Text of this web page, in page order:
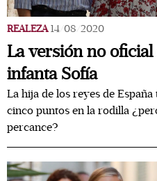
REALEZA 14/08/2020
La versión no
infanta Sofía
La hija de los reyes de
cinco puntos en la rodilla
percance?